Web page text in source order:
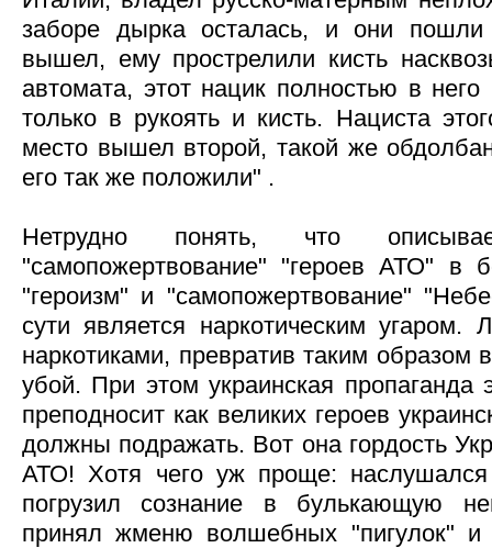
заборе дырка осталась, и они
вышел, ему прострелили кисть
автомата, этот нацик полностью в
только в рукоять и кисть. Нациста
место вышел второй, такой же
его так же положили" .
Нетрудно понять, что
"самопожертвование" "героев АТО" в
"героизм" и "самопожертвование"
сути является наркотическим угаром.
наркотиками, превратив таким образом
убой. При этом украинская пропаганда
преподносит как великих героев
должны подражать. Вот она гордость
АТО! Хотя чего уж проще: наслушался
погрузил сознание в булькающую
принял жменю волшебных "пигулок" и